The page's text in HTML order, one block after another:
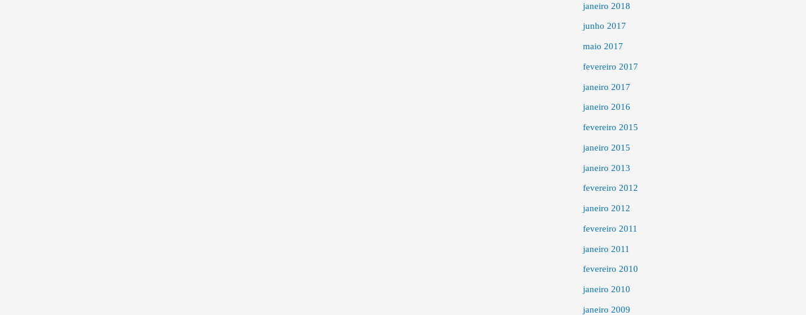
janeiro 2018
junho 2017
maio 2017
fevereiro 2017
janeiro 2017
janeiro 2016
fevereiro 2015
janeiro 2015
janeiro 2013
fevereiro 2012
janeiro 2012
fevereiro 2011
janeiro 2011
fevereiro 2010
janeiro 2010
janeiro 2009